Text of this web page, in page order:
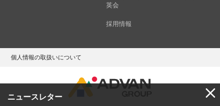
ニュースレター
英会
採用情報
個人情報の取扱いについて